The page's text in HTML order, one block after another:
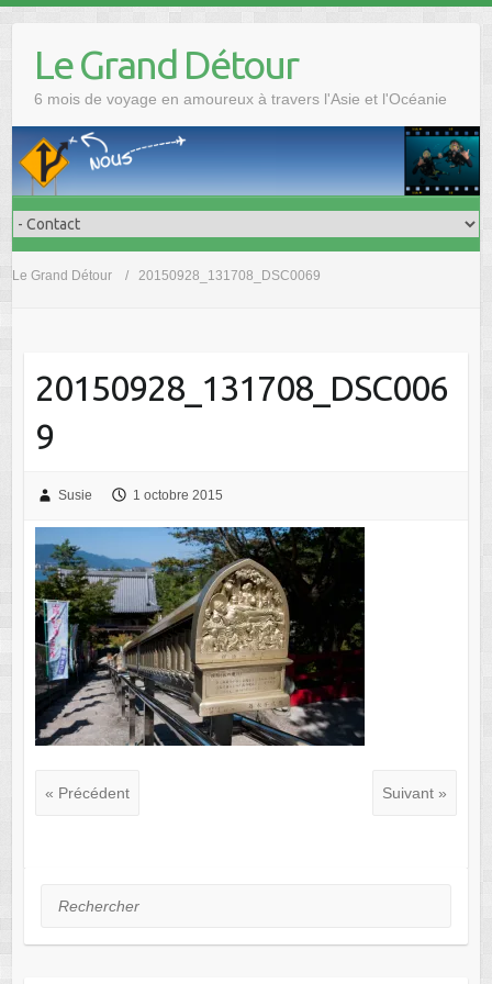
Le Grand Détour
6 mois de voyage en amoureux à travers l'Asie et l'Océanie
Le Grand Détour 20150928_131708_DSC0069
20150928_131708_DSC006
9
Susie 1 octobre 2015
« Précédent Suivant »
Rechercher